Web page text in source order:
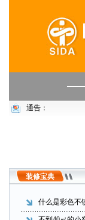
通告：
装修宝典
什么是彩色不